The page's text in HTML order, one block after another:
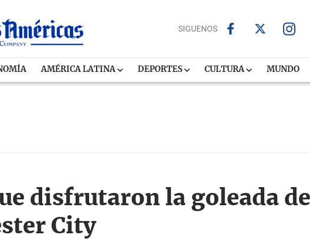
SIGUENOS
AMÉRICA LATINA DEPORTES CULTURA MUNDO
disfrutaron la goleada
City